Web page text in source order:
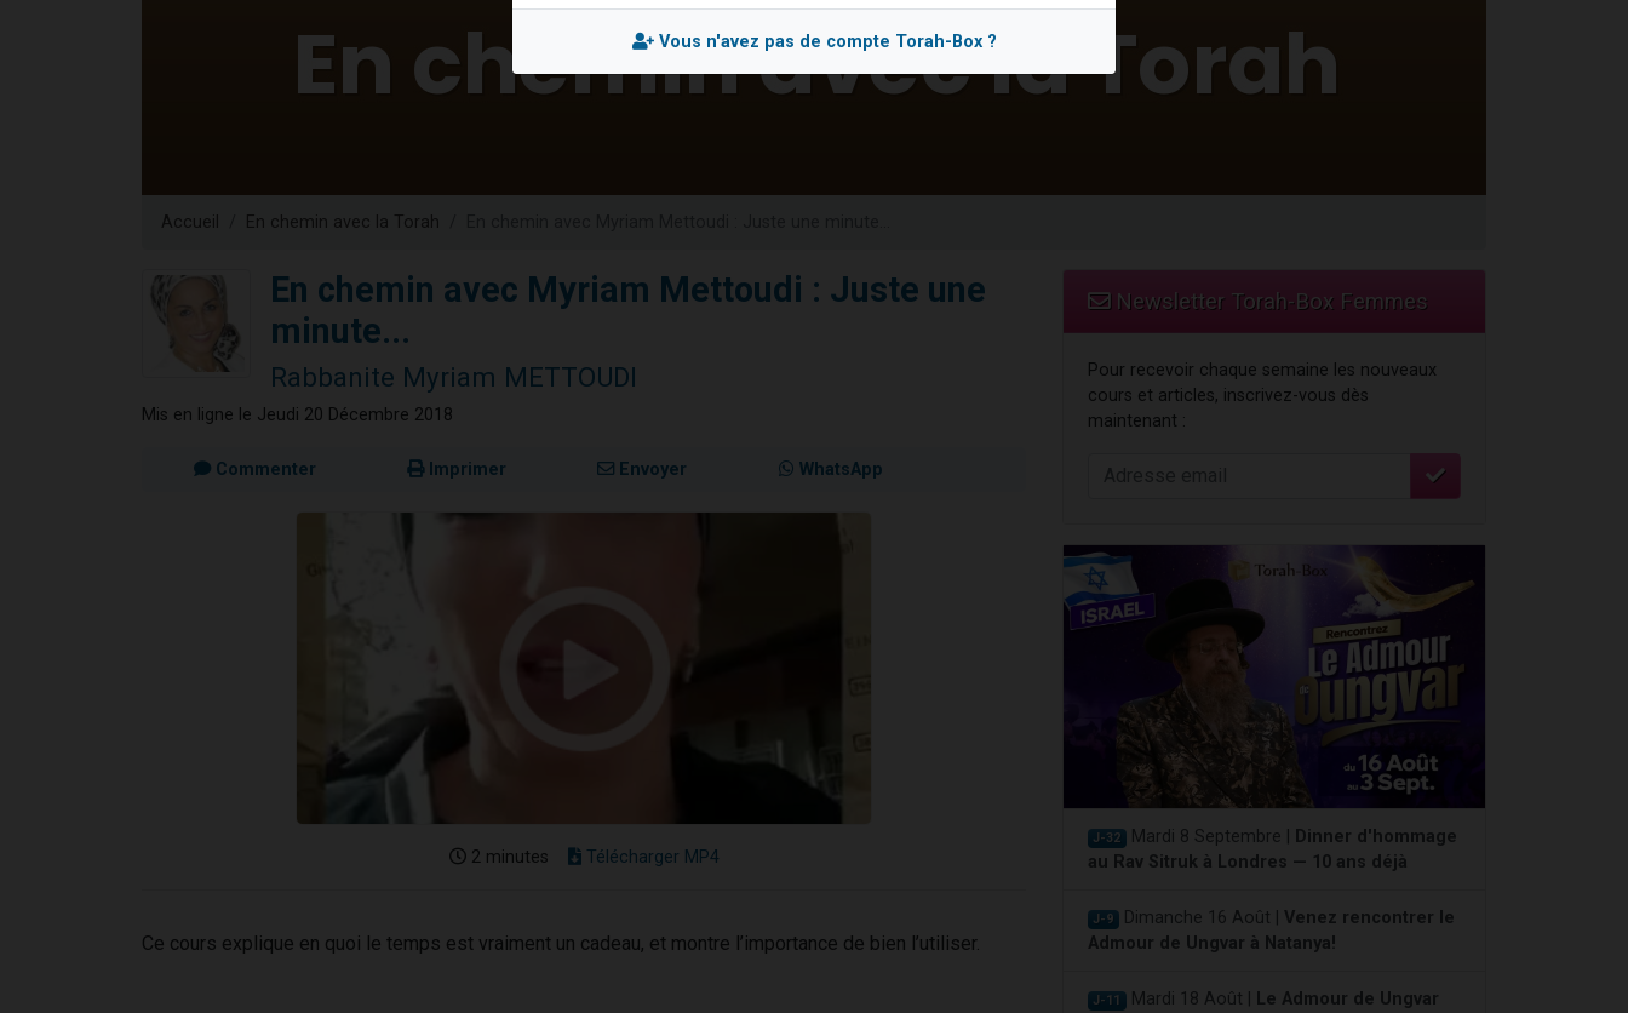
12 nouvelles musiques dans Torah-Box Music
3 personnes viennent de nous rejoindre sur WhatsApp
Accueil En chemin avec la Torah
En chemin avec Myriam Mettoudi : Juste une
minute...
Rabbanite Myriam METTOUDI
Mis en ligne le Jeudi 20 Décembre 2018
Commenter Imprimer Envoyer WhatsApp
2 minutes Télécharger MP4
Ce cours explique en quoi le temps est vraiment un cadeau, et montre l’importance de bien l’utiliser.
Newsletter Torah-Box Femmes
Pour recevoir chaque semaine les nouveaux
cours et articles, inscrivez-vous dès
maintenant :
J-32 Mardi 8 Septembre |
Dinner d'hommage
au Rav Sitruk à Londres — 10 ans déjà
J-9 Dimanche 16 Août | Venez rencontrer le
Admour de Ungvar à Natanya!
J-11 Mardi 18 Août |
Le Admour de Ungvar
Vous n'avez pas de compte Torah-Box ?